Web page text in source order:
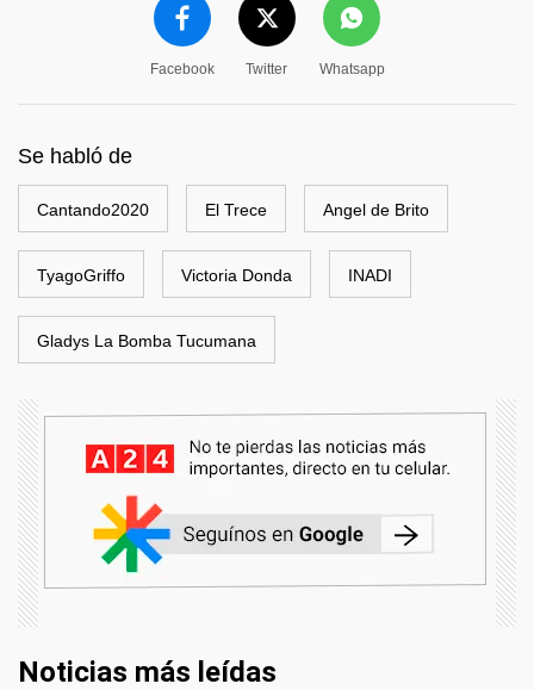
Facebook Twitter Whatsapp
Se habló de
Cantando2020 El Trece Angel de Brito
TyagoGriffo Victoria Donda INADI
Gladys La Bomba Tucumana
Noticias más leídas